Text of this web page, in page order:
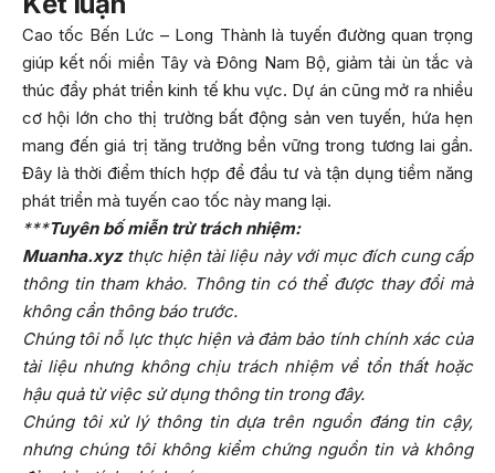
Cao tốc Bến Lức – Long Thành là tuyến đường quan trọng
giúp kết nối miền Tây và Đông Nam Bộ, giảm tải ùn tắc và
thúc đẩy phát triển kinh tế khu vực. Dự án cũng mở ra nhiều
cơ hội lớn cho thị trường bất động sản ven tuyến, hứa hẹn
mang đến giá trị tăng trưởng bền vững trong tương lai gần.
Đây là thời điểm thích hợp để đầu tư và tận dụng tiềm năng
phát triển mà tuyến cao tốc này mang lại.
***Tuyên bố miễn trừ trách nhiệm:
Muanha.xyzthực hiện tài liệu này với mục đích cung cấp
thông tin tham khảo. Thông tin có thể được thay đổi mà
không cần thông báo trước.
Chúng tôi nỗ lực thực hiện và đảm bảo tính chính xác của
tài liệu nhưng không chịu trách nhiệm về tổn thất hoặc
hậu quả từ việc sử dụng thông tin trong đây.
Chúng tôi xử lý thông tin dựa trên nguồn đáng tin cậy,
nhưng chúng tôi không kiểm chứng nguồn tin và không